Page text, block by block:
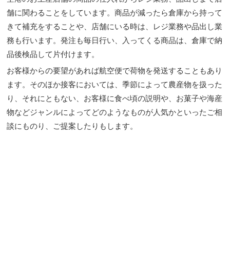
舗に関わることをしています。商品が減ったら倉庫から持って
きて補充をすることや、店舗にいる時は、レジ業務や品出し業
務も行います。発注も毎日行い、入ってくる商品は、倉庫で納
品後検品して片付けます。
お客様からの要望があれば航空便で荷物を発送することもあり
ます。そのほか接客においては、季節によって農産物を扱った
り、それにともない、お客様に食べ頃の説明や、お菓子や海産
物などジャンルによってどのようなものが人気かといったご相
談にものり、ご提案したりもします。